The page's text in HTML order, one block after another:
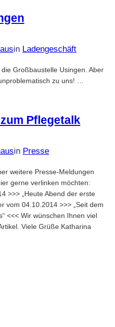
in Ladengeschäft
Großbaustelle Usingen. Aber
zu uns! …
Pflegetalk
in Presse
weitere Presse-Meldungen
gerne verlinken möchten:
>>> „Heute Abend der erste
vom 04.10.2014 >>> „Seit dem
<<< Wir wünschen Ihnen viel
Viele Grüße Katharina